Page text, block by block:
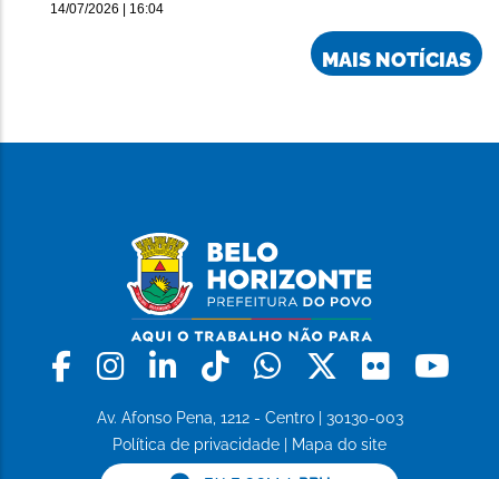
14/07/2026 | 16:04
MAIS NOTÍCIAS
Facebook
Instagram
LinkedinTiktokWhatsapp
X Flickr
Av. Afonso Pena, 1212 - Centro | 30130-003
Política de privacidade
Mapa do site